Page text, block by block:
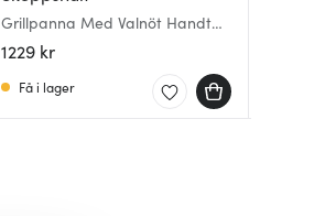
Grillpanna Med Valnöt Handtag
28 cm
1229 kr
Få i lager